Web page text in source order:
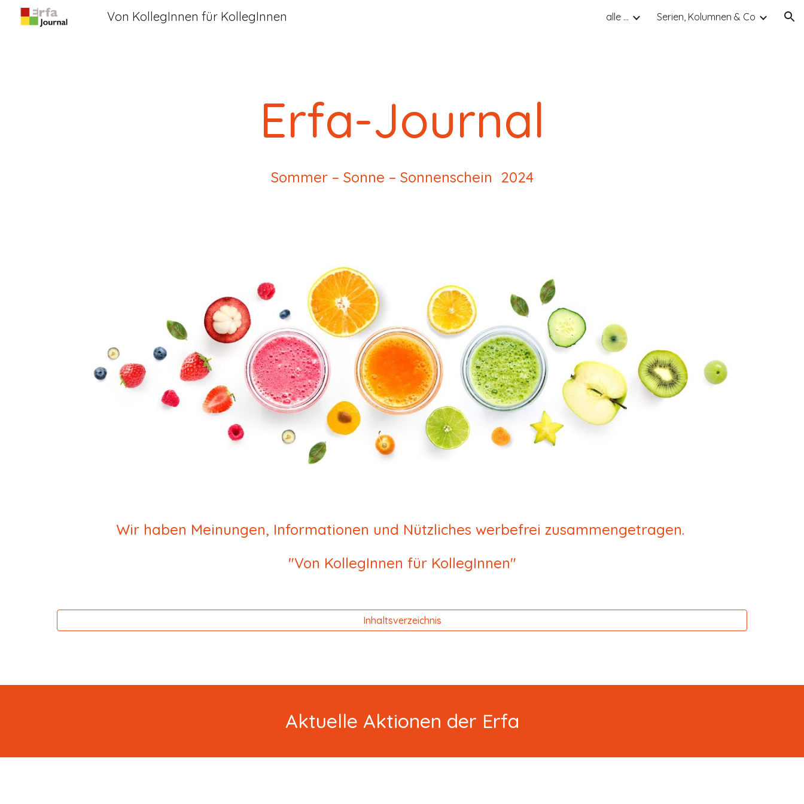
Skip to main content
Von KollegInnen für KollegInnen alle ... Serien, Kolumnen & Co
Erfa-Journal
Sommer – Sonne – Sonnenschein 2024
Wir haben Meinungen, Informationen und Nützliches werbefrei zusammengetragen.
"Von KollegInnen für KollegInnen"
Inhaltsverzeichnis
Aktuelle Aktionen der Erfa